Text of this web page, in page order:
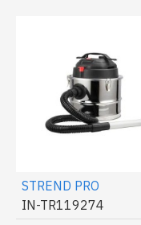
STREND PRO
IN-TR119274